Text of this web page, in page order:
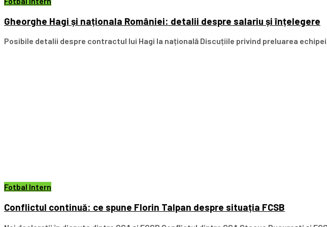
Gheorghe Hagi și naționala României: detalii despre salariu și înțelegere
Posibile detalii despre contractul lui Hagi la națională Discuțiile privind preluarea
Fotbal Intern
Conflictul continuă: ce spune Florin Talpan despre situația FCSB